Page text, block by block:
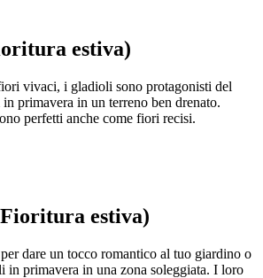
estiva)
vivaci, i gladioli sono protagonisti del
primavera in un terreno ben drenato.
perfetti anche come fiori recisi.
estiva)
dare un tocco romantico al tuo giardino o
in primavera in una zona soleggiata. I loro